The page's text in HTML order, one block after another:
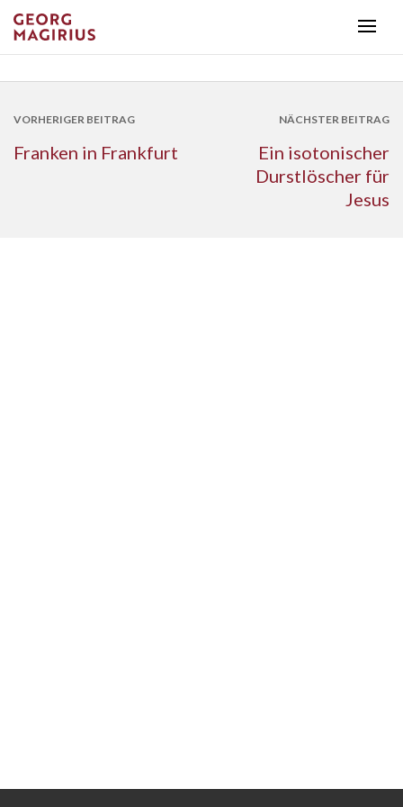
VORHERIGER BEITRAG
Franken in Frankfurt
NÄCHSTER BEITRAG
Ein isotonischer
Durstlöscher für
Jesus